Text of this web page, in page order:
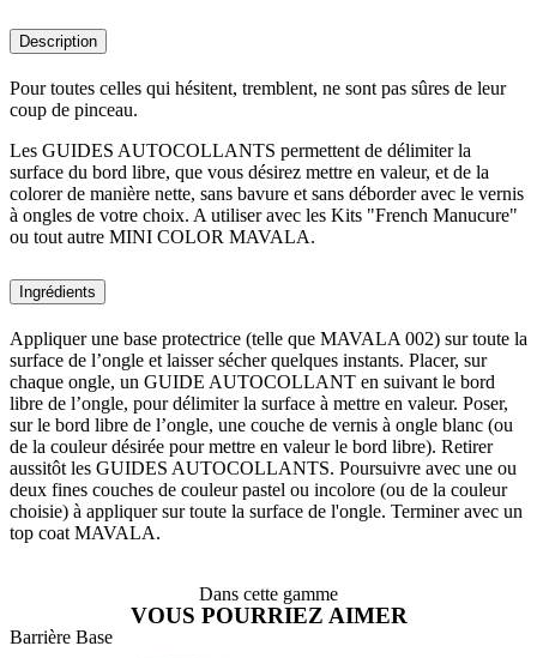
Description
Pour toutes celles qui hésitent, tremblent, ne sont pas sûres de leur
coup de pinceau.
Les GUIDES AUTOCOLLANTS permettent de délimiter la
surface du bord libre, que vous désirez mettre en valeur, et de la
colorer de manière nette, sans bavure et sans déborder avec le vernis
à ongles de votre choix. A utiliser avec les Kits "French Manucure"
ou tout autre MINI COLOR MAVALA.
Ingrédients
Appliquer une base protectrice (telle que MAVALA 002) sur toute la
surface de l’ongle et laisser sécher quelques instants. Placer, sur
chaque ongle, un GUIDE AUTOCOLLANT en suivant le bord
libre de l’ongle, pour délimiter la surface à mettre en valeur. Poser,
sur le bord libre de l’ongle, une couche de vernis à ongle blanc (ou
de la couleur désirée pour mettre en valeur le bord libre). Retirer
aussitôt les GUIDES AUTOCOLLANTS. Poursuivre avec une ou
deux fines couches de couleur pastel ou incolore (ou de la couleur
choisie) à appliquer sur toute la surface de l'ongle. Terminer avec un
top coat MAVALA.
Dans cette gamme
VOUS POURRIEZ AIMER
Barrière Base